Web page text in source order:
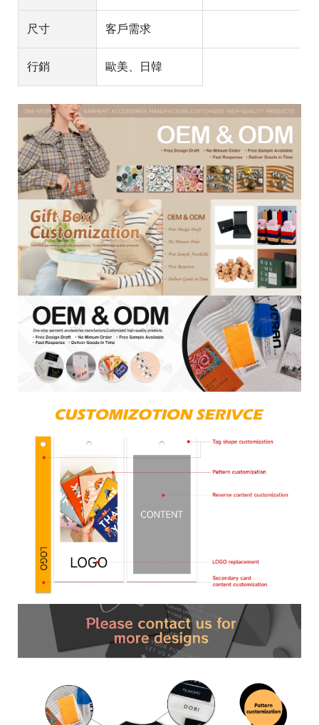
尺寸 客戶需求
行銷 歐美、日韓